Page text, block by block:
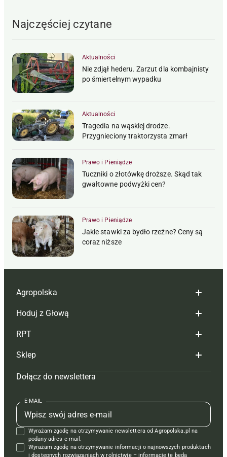
Najczęściej czytane
Aktualności
Nie zdjął hederu. Zarzut dla kombajnisty
po śmiertelnym wypadku
Aktualności
Tragedia na wąskiej drodze.
Przygnieciony traktorzysta zmarł
Prawo i Pieniądze
Tuczniki o złotówkę droższe. Skąd tak
gwałtowne podwyżki cen?
Prawo i Pieniądze
Jakie stawki za bydło rzeźne? Ceny są
coraz niższe
Agropolska
Redakcja
Reklama
Tagi
Mapa serwisu
Kontakt
Regulamin
Polityka prywatności
Hoduj z Głową
Hoduj z głową bydło
Hoduj z głową świnie
Prenumerata
Redakcja
Kontakt
Reklama
RPT
Redakcja
Prenumerata
Reklama
Kontakt
Krzyżówki
Sklep
Czasopisma i prenumerata
Książki
Regulamin
Dołącz do newslettera
E-MAIL
Wyrażam zgodę na otrzymywanie newslettera od Agropolska.pl na
podany adres e-mail.
Wyrażam zgodę na otrzymywanie informacji o najnowszych produktach
i dostępnych rozwiązaniach w rolnictwie – informacje te będą